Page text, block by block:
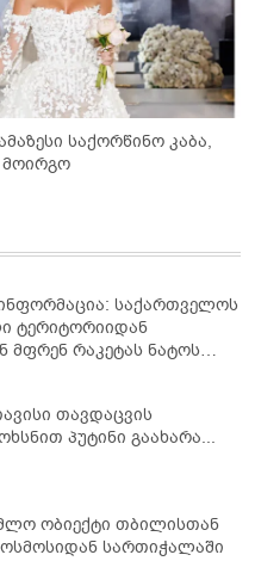
საქართველოს
ტერიტორიიდან
მფრენ რაკეტას ნატოს
ჩაუშლია
თავდაცვის
პუტინი გაახარა...
ობიექტი თბილისთან
ახლოს ანუ კოსმოსიდან სართიჭალაში